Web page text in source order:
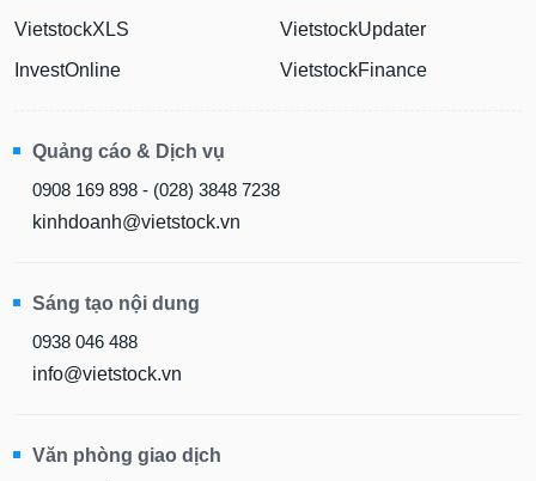
VietstockXLS
InvestOnline
VietstockUpdater
VietstockFinance
Quảng cáo & Dịch vụ
0908 169 898 - (028) 3848 7238
kinhdoanh@vietstock.vn
Sáng tạo nội dung
0938 046 488
info@vietstock.vn
Văn phòng giao dịch